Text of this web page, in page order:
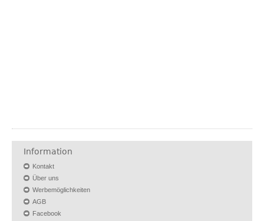
Information
Kontakt
Über uns
Werbemöglichkeiten
AGB
Facebook